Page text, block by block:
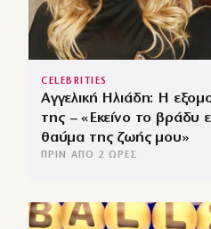
CELEBRITIES
Αγγελική Ηλιάδη: Η
της – «Εκείνο το βράδυ
θαύμα της ζωής μου»
ΠΡΙΝ ΑΠΌ 2 ΏΡΕΣ